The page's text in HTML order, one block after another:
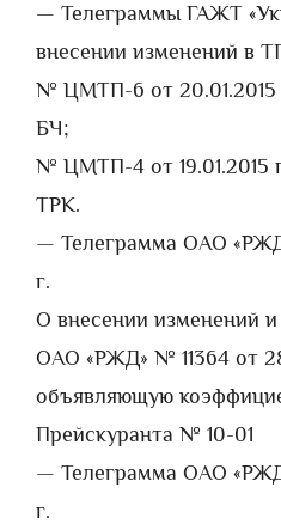
— Телеграммы ГАЖТ
внесении изменений в
№ ЦМТП-6 от 20.01.2015
БЧ;
№ ЦМТП-4 от 19.01.2015
ТРК.
— Телеграмма ОАО
г.
О внесении изменений
ОАО «РЖД» № 11364 от
объявляющую
Прейскуранта № 10-01
— Телеграмма ОАО
г.